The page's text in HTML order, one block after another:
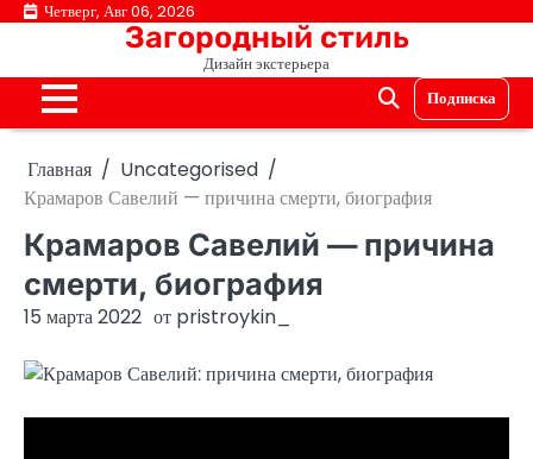
ПерейтиЧетверг, Авг 06, 2026
Загородный стиль
Дизайн экстерьера
Подписка
Главная
Uncategorised
Крамаров Савелий — причина смерти, биография
Крамаров Савелий — причина
смерти, биография
15 марта 2022 от pristroykin_